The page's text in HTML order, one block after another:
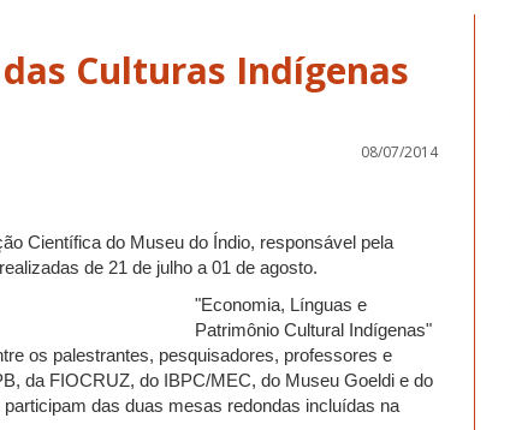
Culturas Indígenas
08/07/2014
Científica do Museu do Índio, responsável pela
de 21 de julho a 01 de agosto.
"Economia, Línguas e
Patrimônio Cultural Indígenas"
os palestrantes, pesquisadores, professores e
da FIOCRUZ, do IBPC/MEC, do Museu Goeldi e do
das duas mesas redondas incluídas na